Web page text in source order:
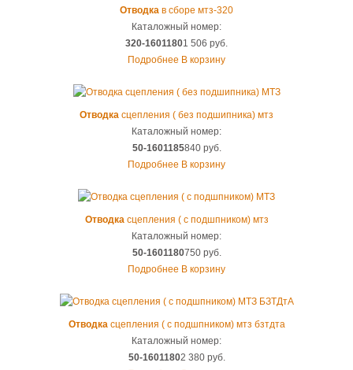
Отводка в сборе мтз-320
Каталожный номер:
320-16011801 506 руб.
Подробнее В корзину
Отводка сцепления ( без подшипника) мтз
Каталожный номер:
50-1601185840 руб.
Подробнее В корзину
Отводка сцепления ( с подшпником) мтз
Каталожный номер:
50-1601180750 руб.
Подробнее В корзину
Отводка сцепления ( с подшпником) мтз бзтдта
Каталожный номер:
50-16011802 380 руб.